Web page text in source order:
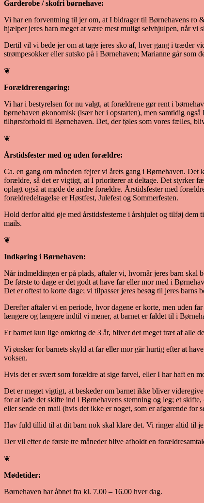
Garderobe / skofri børnehave:
Vi har en forventning til jer om, at I bidrager til Børnehavens ro
hjælper jeres barn meget at være mest muligt selvhjulpen, når vi
Dertil vil vi bede jer om at tage jeres sko af, hver gang i træder
strømpesokker eller sutsko på i Børnehaven; Marianne går som
❦
Forældrerengøring:
Vi har i bestyrelsen for nu valgt, at forældrene gør rent i
børnehaven økonomisk (især her i opstarten), men samtidig
tilhørsforhold til Børnehaven. Det, der føles som vores fælles,
❦
Årstidsfester med og uden forældre:
Ca. en gang om måneden fejrer vi årets gang i Børnehaven.
forældre, så det er vigtigt, at I prioriterer at deltage. Det styrker
oplagt også at møde de andre forældre. Årstidsfester med
forældredeltagelse er Høstfest, Julefest og Sommerfesten.
Hold derfor altid øje med årstidsfesterne i årshjulet og tilføj dem
mails.
❦
Indkøring i Børnehaven:
Når indmeldingen er på plads, aftaler vi, hvornår jeres barn skal
De første to dage er det godt at have far eller mor med i
Det er oftest to korte dage; vi tilpasser jeres besøg til jeres barns
Derefter aftaler vi en periode, hvor dagene er korte, men uden
længere og længere indtil vi mener, at barnet er faldet til i
Er barnet kun lige omkring de 3 år, bliver det meget træt af alle
Vi ønsker for barnets skyld at far eller mor går hurtig efter at
voksen.
Hvis det er svært som forældre at sige farvel, eller I har haft en
Det er meget vigtigt, at beskeder om barnet ikke bliver
for at lade det skifte ind i Børnehavens stemning og leg; et
eller sende en mail (hvis det ikke er noget, som er afgørende for
Hav fuld tillid til at dit barn nok skal klare det. Vi ringer altid til
Der vil efter de første tre måneder blive afholdt en
❦
Mødetider:
Børnehaven har åbnet fra kl. 7.00 – 16.00 hver dag.